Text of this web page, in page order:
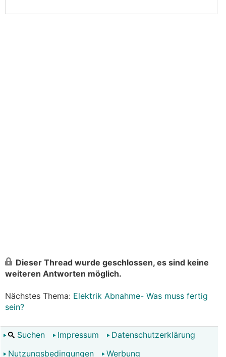
Dieser Thread wurde geschlossen, es sind keine
weiteren Antworten möglich.
Nächstes Thema: Elektrik Abnahme- Was muss fertig
sein?
Suchen Impressum
Datenschutzerklärung
Nutzungsbedingungen
Werbung